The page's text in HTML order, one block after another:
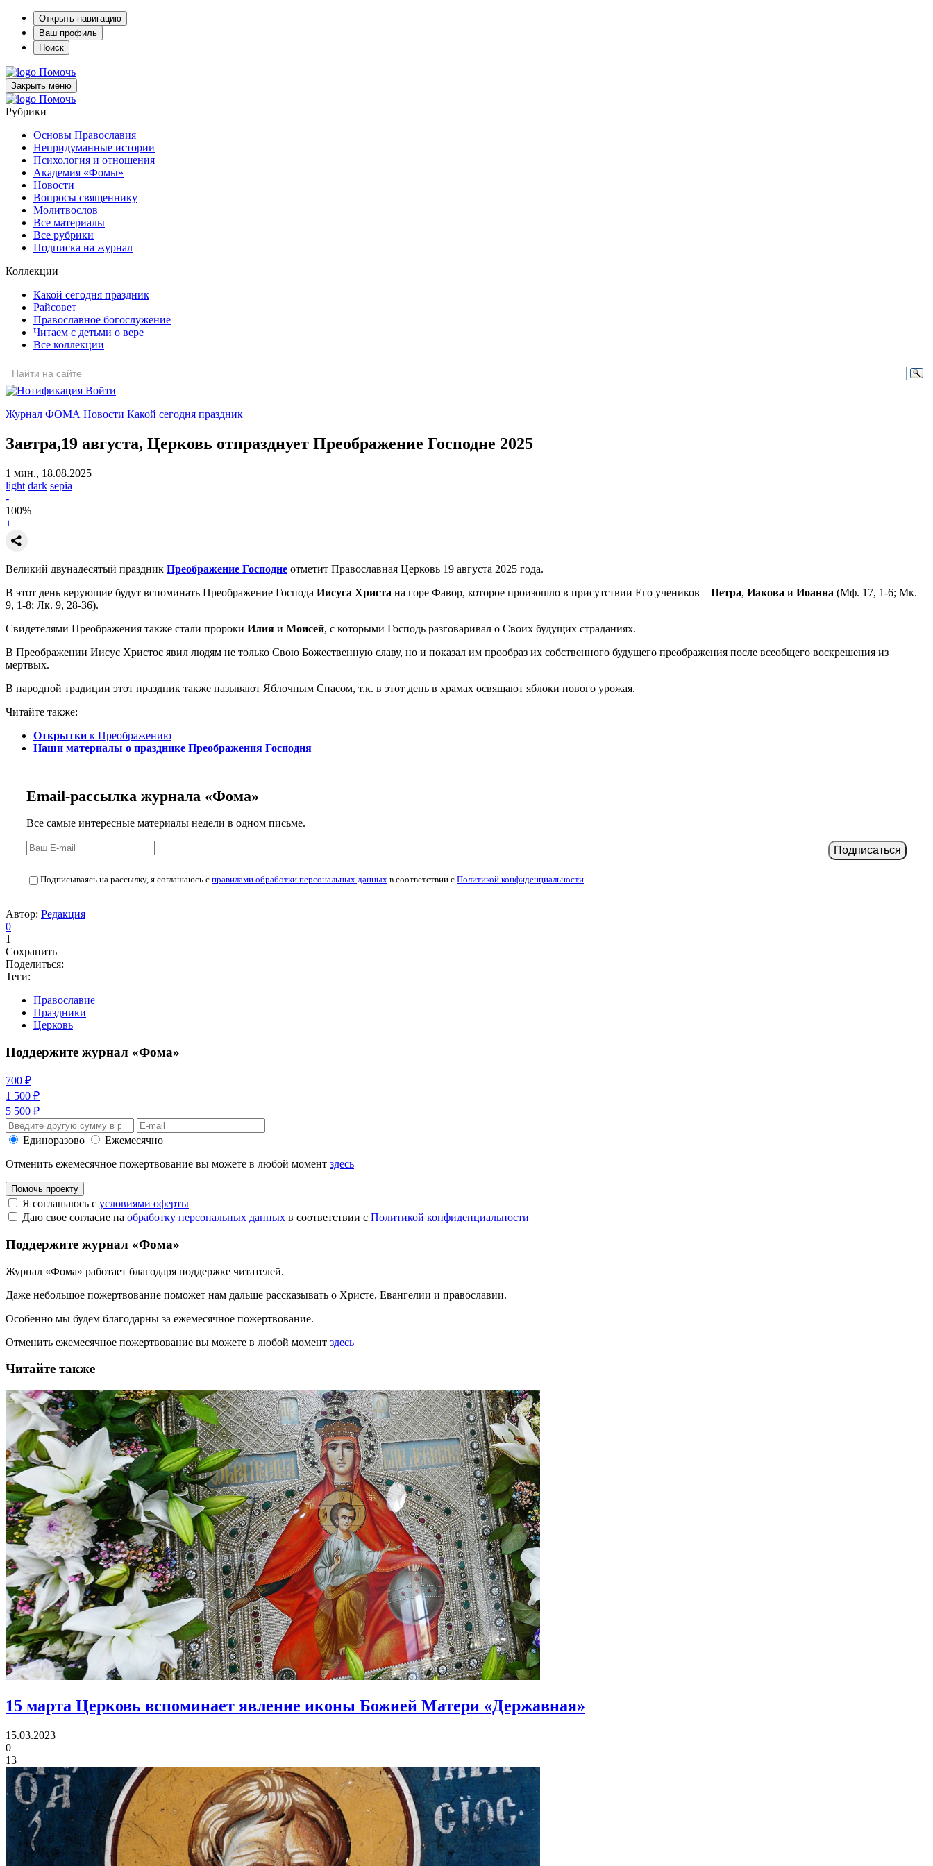
Открыть навигацию
Ваш профиль
Поиск
Помочь
Закрыть меню
Помочь
Рубрики
Основы Православия
Непридуманные истории
Психология и отношения
Академия «Фомы»
Новости
Вопросы священнику
Молитвослов
Все материалы
Все рубрики
Подписка на журнал
Коллекции
Какой сегодня праздник
Райсовет
Православное богослужение
Читаем с детьми о вере
Все коллекции
Войти
Журнал ФОМА Новости Какой сегодня праздник
Завтра,19 августа, Церковь отпразднует Преображение Господне 2025
1 мин., 18.08.2025
light dark sepia
-
100%
+
Великий двунадесятый праздник Преображение Господне отметит Православная Церковь 19 августа 2025 года.
В этот день верующие будут вспоминать Преображение Господа Иисуса Христа на горе Фавор, которое произошло в присутствии Его учеников – Петра, Иакова и Иоанна (Мф. 17, 1-6; Мк.
9, 1-8; Лк. 9, 28-36).
Свидетелями Преображения также стали пророки Илия и Моисей, с которыми Господь разговаривал о Своих будущих страданиях.
В Преображении Иисус Христос явил людям не только Свою Божественную славу, но и показал им прообраз их собственного будущего преображения после всеобщего воскрешения из
мертвых.
В народной традиции этот праздник также называют Яблочным Спасом, т.к. в этот день в храмах освящают яблоки нового урожая.
Читайте также:
Открытки к Преображению
Наши материалы о празднике Преображения Господня
Email-рассылка журнала «Фома»
Все самые интересные материалы недели в одном письме.
Подписываясь на рассылку, я соглашаюсь с правилами обработки персональных данных в соответствии с Политикой конфиденциальности
Автор: Редакция
0
1
Сохранить
Поделиться:
Теги:
Православие
Праздники
Церковь
Поддержите журнал «Фома»
700 ₽
1 500 ₽
5 500 ₽
Единоразово
Ежемесячно
Отменить ежемесячное пожертвование вы можете в любой момент здесь
Помочь проекту
Я соглашаюсь с условиями оферты
Даю свое согласие на обработку персональных данных в соответствии с Политикой конфиденциальности
Поддержите журнал «Фома»
Журнал «Фома» работает благодаря поддержке читателей.
Даже небольшое пожертвование поможет нам дальше рассказывать о Христе, Евангелии и православии.
Особенно мы будем благодарны за ежемесячное пожертвование.
Отменить ежемесячное пожертвование вы можете в любой момент здесь
Читайте также
15 марта Церковь вспоминает явление иконы Божией Матери «Державная»
15.03.2023
0
13